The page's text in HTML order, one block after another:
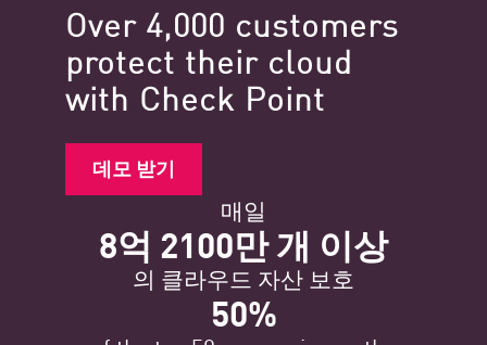
Over 4,000 customers
protect their cloud
with Check Point
데모 받기
매일
8억 2100만 개 이상
의 클라우드 자산 보호
50%